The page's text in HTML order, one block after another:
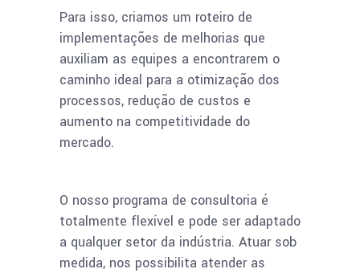
Para isso, criamos um roteiro de
implementações de melhorias que
auxiliam as equipes a encontrarem o
caminho ideal para a otimização dos
processos, redução de custos e
aumento na competitividade do
mercado.
O nosso programa de consultoria é
totalmente flexível e pode ser adaptado
a qualquer setor da indústria. Atuar sob
medida, nos possibilita atender as